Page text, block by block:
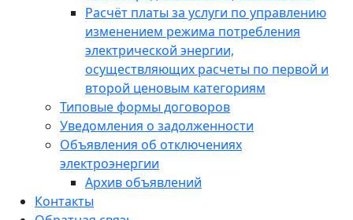
Расчёт платы за услуги по управлению
изменением режима потребления
электрической энергии,
осуществляющих расчеты по первой и
второй ценовым категориям
Типовые формы договоров
Уведомления о задолженности
Объявления об отключениях
электроэнергии
Архив объявлений
Контакты